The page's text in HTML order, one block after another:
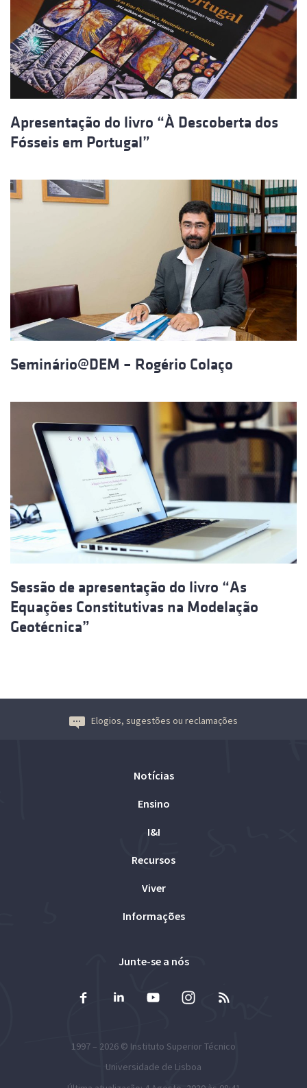
Apresentação do livro “À Descoberta dos
Fósseis em Portugal”
Seminário@DEM – Rogério Colaço
Sessão de apresentação do livro “As
Equações Constitutivas na Modelação
Geotécnica”
Elogios, sugestões ou reclamações
Notícias
Ensino
I&I
Recursos
Viver
Informações
Junte-se a nós
1997 – 2026 © Instituto Superior Técnico
Universidade de Lisboa